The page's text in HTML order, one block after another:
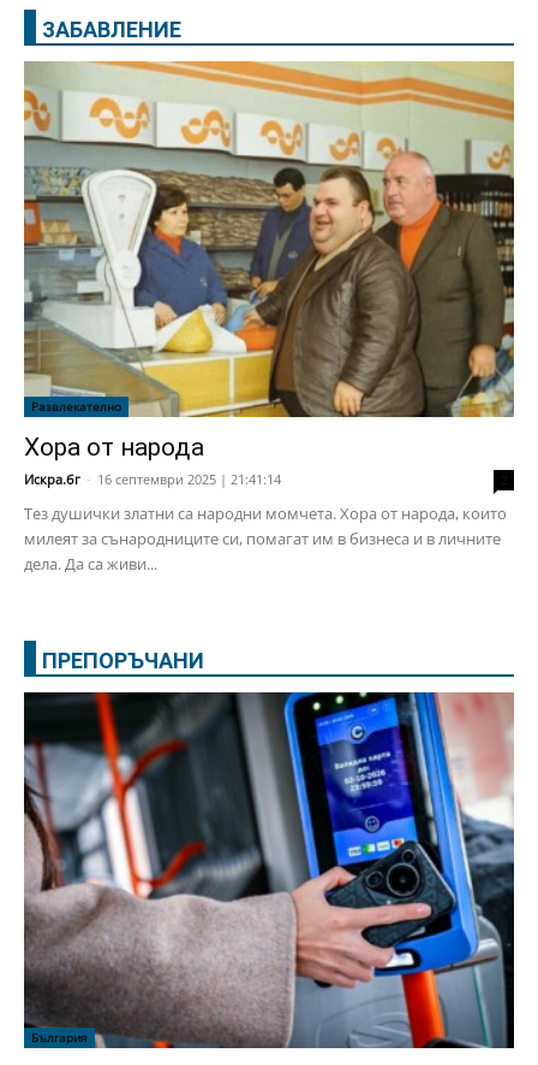
ЗАБАВЛЕНИЕ
Развлекателно
Хора от народа
Искра.бг - 16 септември 2025 | 21:41:14
Тез душички златни са народни момчета. Хора от народа, които
милеят за сънародниците си, помагат им в бизнеса и в личните
дела. Да са живи...
ПРЕПОРЪЧАНИ
България